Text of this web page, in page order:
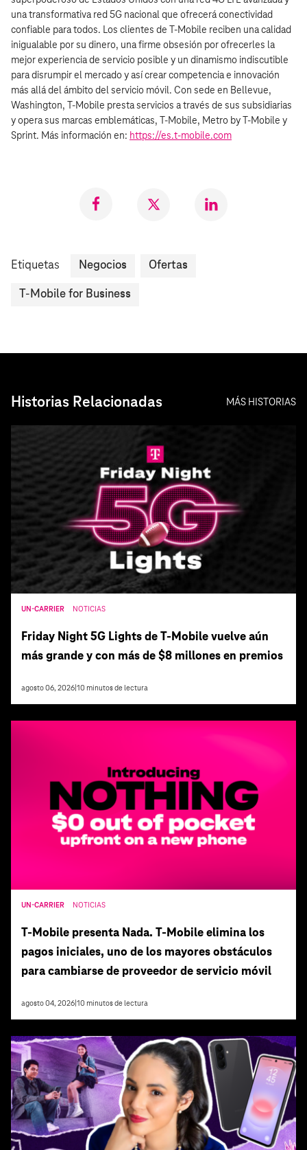
una transformativa red 5G nacional que ofrecerá conectividad
confiable para todos. Los clientes de T‑Mobile reciben una calidad
inigualable por su dinero, una firme obsesión por ofrecerles la
mejor experiencia de servicio posible y un dinamismo indiscutible
para disrumpir el mercado y así crear competencia e innovación
más allá del ámbito del servicio móvil. Con sede en Bellevue,
Washington, T‑Mobile presta servicios a través de sus subsidiarias
y opera sus marcas emblemáticas, T‑Mobile, Metro by T‑Mobile y
Sprint. Más información en: https://es.t‑mobile.com
Compartir
Compartir
Compartr
Etiquetas
Negocios Ofertas
T-Mobile for Business
Historias Relacionadas MÁS HISTORIAS
UN-CARRIER NOTICIAS
Friday Night 5G Lights de T‑Mobile vuelve aún
más grande y con más de $8 millones en premios
agosto 06, 2026 10 minutos de lectura
UN-CARRIER NOTICIAS
T‑Mobile presenta Nada. T‑Mobile elimina los
pagos iniciales, uno de los mayores obstáculos
para cambiarse de proveedor de servicio móvil
agosto 04, 2026 10 minutos de lectura